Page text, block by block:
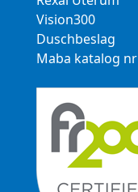
Vision300
Duschbeslag
Maba katalog